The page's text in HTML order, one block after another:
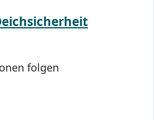
folgen